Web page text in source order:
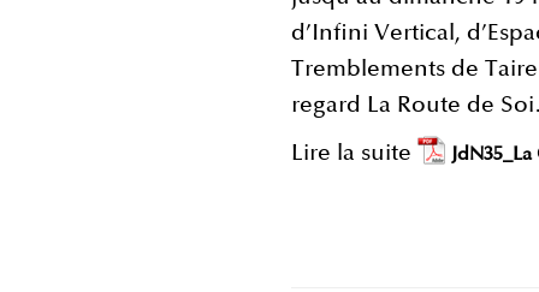
d’Infini Vertical,
Tremblements de
regard La Route de
Lire la suite